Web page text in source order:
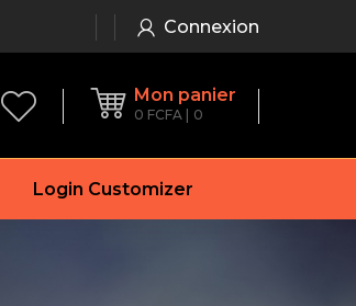
Connexion
Mon panier
0 FCFA 0
Login Customizer